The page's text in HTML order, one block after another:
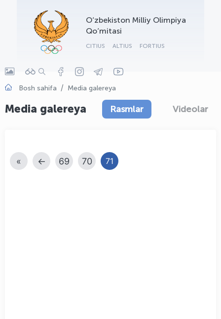
O‘zbekiston Milliy Olimpiya
Qo‘mitasi
CITIUS ALTIUS FORTIUS
Bosh sahifa Media galereya
Media galereya Rasmlar Videolar
« ← 69 70 71
OLYMPCHIK AI - yordamchi
Onlayn · olympic.uz